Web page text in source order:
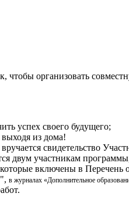
чтобы организовать
успех своего будущего;
выходя из дома!
свидетельство
двум участникам
включены в
в журналах «Дополнительное